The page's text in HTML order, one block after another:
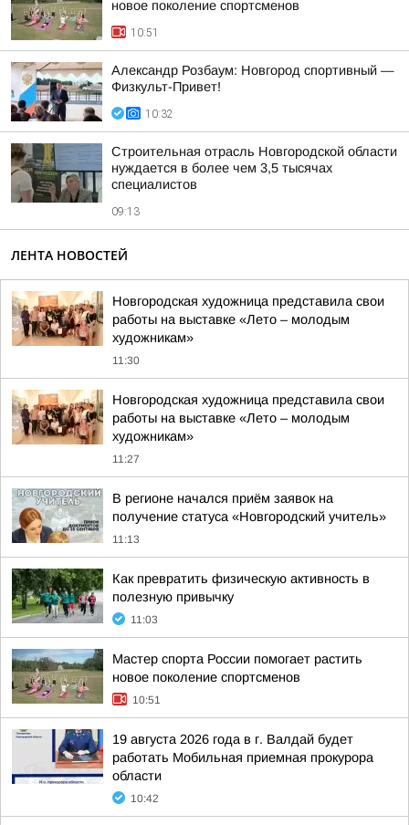
новое поколение спортсменов
10:51
Александр Розбаум: Новгород спортивный —
Физкульт-Привет!
10:32
Строительная отрасль Новгородской области
нуждается в более чем 3,5 тысячах
специалистов
09:13
ЛЕНТА НОВОСТЕЙ
Новгородская художница представила свои
работы на выставке «Лето – молодым
художникам»
11:30
Новгородская художница представила свои
работы на выставке «Лето – молодым
художникам»
11:27
В регионе начался приём заявок на
получение статуса «Новгородский учитель»
11:13
Как превратить физическую активность в
полезную привычку
11:03
Мастер спорта России помогает растить
новое поколение спортсменов
10:51
19 августа 2026 года в г. Валдай будет
работать Мобильная приемная прокурора
области
10:42